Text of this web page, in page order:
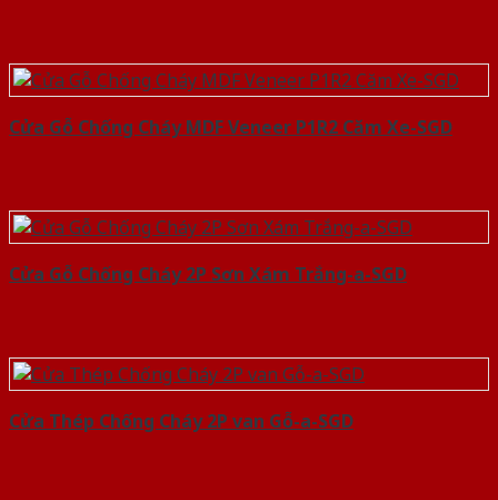
Cửa Gỗ Chống Cháy MDF Veneer P1R2 Căm Xe-SGD
Cửa Gỗ Chống Cháy 2P Sơn Xám Trắng-a-SGD
Cửa Thép Chống Cháy 2P van Gỗ-a-SGD